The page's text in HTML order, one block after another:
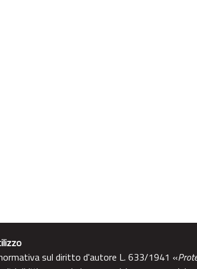
sul diritto d'autore L. 633/1941 «